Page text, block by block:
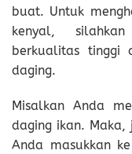
buat. Untuk
kenyal,
berkualitas tinggi
daging.
Misalkan Anda
daging ikan.
Anda masukkan